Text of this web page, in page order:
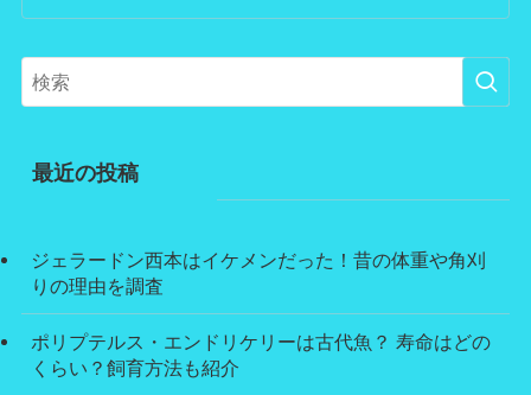
最近の投稿
ジェラードン西本はイケメンだった！昔の体重や角刈
りの理由を調査
ポリプテルス・エンドリケリーは古代魚？ 寿命はどの
くらい？飼育方法も紹介